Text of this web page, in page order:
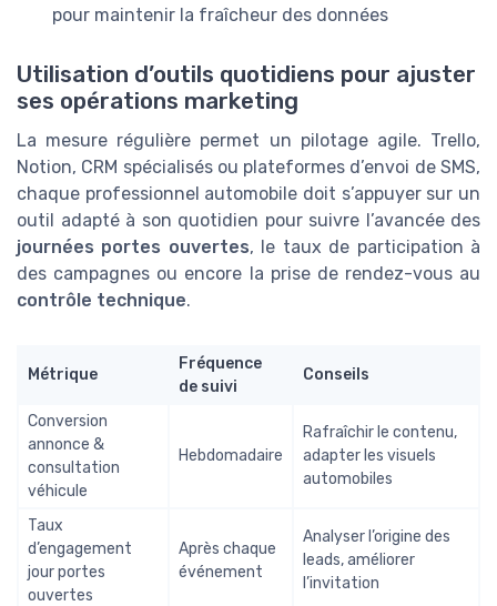
pour maintenir la fraîcheur des données
Utilisation d’outils quotidiens pour ajuster
ses opérations marketing
La mesure régulière permet un pilotage agile. Trello,
Notion, CRM spécialisés ou plateformes d’envoi de SMS,
chaque professionnel automobile doit s’appuyer sur un
outil adapté à son quotidien pour suivre l’avancée des
journées portes ouvertes, le taux de participation à
des campagnes ou encore la prise de rendez-vous au
contrôle technique.
Métrique
Fréquence
de suivi
Conseils
Conversion
annonce &
consultation
véhicule
Hebdomadaire
Rafraîchir le contenu,
adapter les visuels
automobiles
Taux
d’engagement
jour portes
ouvertes
Après chaque
événement
Analyser l’origine des
leads, améliorer
l’invitation